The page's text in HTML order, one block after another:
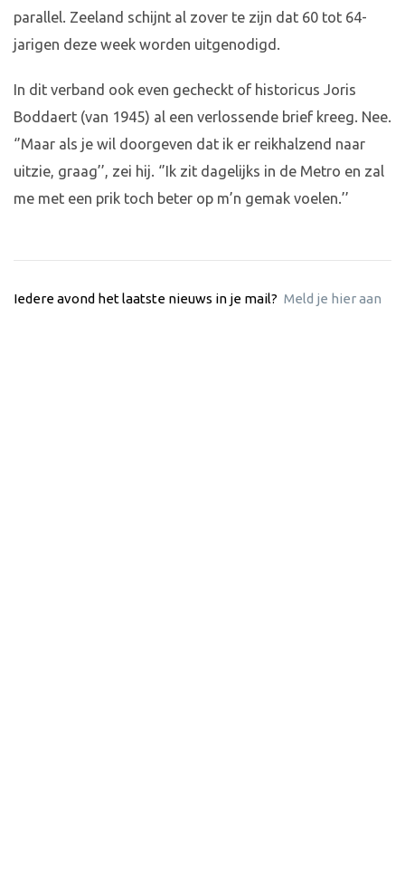
parallel. Zeeland schijnt al zover te zijn dat 60 tot 64-
jarigen deze week worden uitgenodigd.
In dit verband ook even gecheckt of historicus Joris
Boddaert (van 1945) al een verlossende brief kreeg. Nee.
‘’Maar als je wil doorgeven dat ik er reikhalzend naar
uitzie, graag’’, zei hij. ‘’Ik zit dagelijks in de Metro en zal
me met een prik toch beter op m’n gemak voelen.’’
Iedere avond het laatste nieuws in je mail? Meld je hier aan